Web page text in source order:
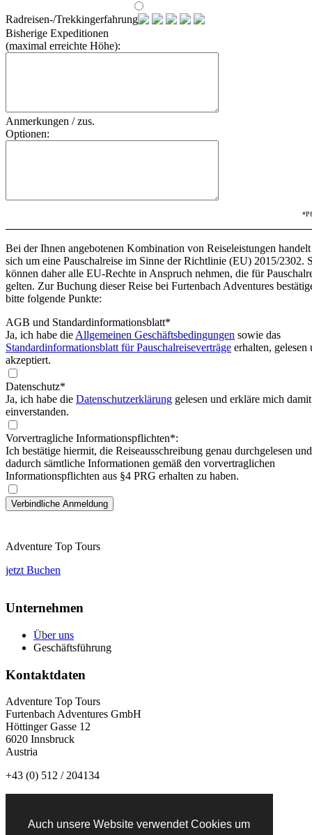
Auch unsere Website verwendet Cookies um
Radreisen-/Trekkingerfahrung:
Bisherige Expeditionen
(maximal erreichte Höhe):
Anmerkungen / zus.
Optionen:
Bei der Ihnen angebotenen Kombination von Reiseleistungen handelt
sich um eine Pauschalreise im Sinne der Richtlinie (EU) 2015/2302.
können daher alle EU-Rechte in Anspruch nehmen, die für
gelten. Zur Buchung dieser Reise bei Furtenbach Adventures
bitte folgende Punkte:
AGB und Standardinformationsblatt*
Ja, ich habe die Allgemeinen Geschäftsbedingungen sowie das
Standardinformationsblatt für Pauschalreiseverträge erhalten, gelesen
akzeptiert.
Datenschutz*
Ja, ich habe die Datenschutzerklärung gelesen und erkläre mich damit
einverstanden.
Vorvertragliche Informationspflichten*:
Ich bestätige hiermit, die Reiseausschreibung genau durchgelesen und
dadurch sämtliche Informationen gemäß den vorvertraglichen
Informationspflichten aus §4 PRG erhalten zu haben.
Adventure Top Tours
jetzt Buchen
Unternehmen
Über uns
Geschäftsführung
Kontaktdaten
Adventure Top Tours
Furtenbach Adventures GmbH
Höttinger Gasse 12
6020 Innsbruck
Austria
+43 (0) 512 / 204134
Newsletteranmeldung: